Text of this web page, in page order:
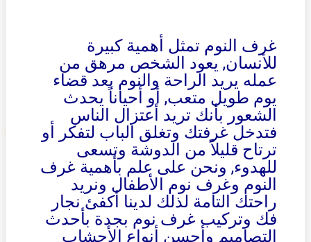
غرف النوم تمثل أهمية كبيرة
للأنسان, يعود الشخص مرهق من
عمله يريد الراحة والنوم بعد قضاء
يوم طويل متعب, أو أحياناً يحدث
الشعور بأنك تريد أعتزال الناس
فتدخل غرفتك وتغلق الباب لتفكر أو
ترتاح قليلاً من الدوشة وتسعى
للهدوء, ونحن على علم بأهمية غرف
النوم وغرف نوم الأطفال ونريد
راحتك التامة لذلك لدينا أكفئ نجار
فك وتركيب غرف نوم بجدة بأحدث
التصاميم وأحسن أنواع الأحشاب